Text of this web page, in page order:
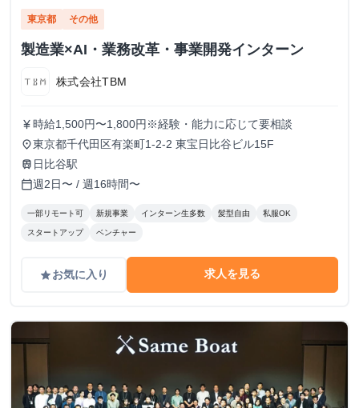
東京都 その他
製造業×AI・業務改革・事業開発インターン
株式会社TBM
currency_yen 時給1,500円〜1,800円※経験・能力に応じて要相談
place東京都千代田区有楽町1-2-2 東宝日比谷ビル15F
train 日比谷駅
calendar_today週2日〜 / 週16時間〜
一部リモート可 新規事業 インターン生多数 髪型自由 私服OK
スタートアップ ベンチャー
gradeお気に入り 求人を見る